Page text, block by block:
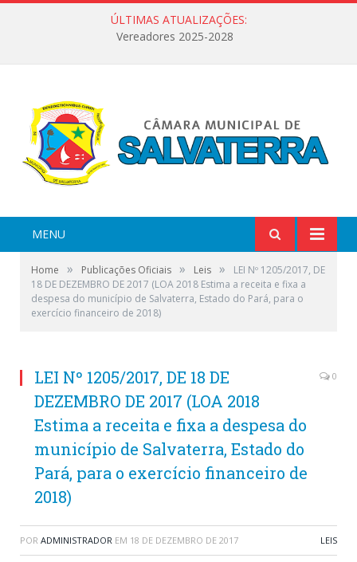
ÚLTIMAS ATUALIZAÇÕES:
Vereadores 2025-2028
MENU
Home » Publicações Oficiais » Leis »
LEI Nº 1205/2017, DE
18 DE DEZEMBRO DE 2017 (LOA 2018 Estima a receita e fixa a
despesa do município de Salvaterra, Estado do Pará, para o
exercício financeiro de 2018)
LEI Nº 1205/2017, DE 18 DE
DEZEMBRO DE 2017 (LOA 2018
Estima a receita e fixa a despesa do
município de Salvaterra, Estado do
Pará, para o exercício financeiro de
2018)
0
POR ADMINISTRADOR EM 18 DE DEZEMBRO DE 2017 LEIS